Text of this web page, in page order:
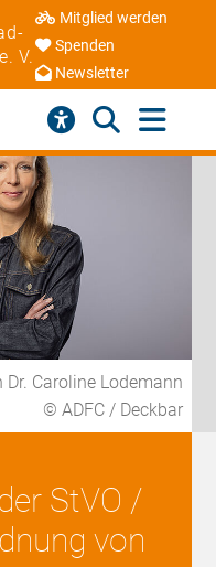
V.
Mitglied werden
Spenden
Newsletter
Caroline Lodemann
© ADFC / Deckbar
StVO /
von